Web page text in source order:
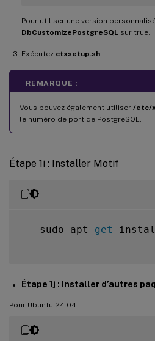
## only the following value
## true
## YES
## default is false
## specify the service name
Pour utiliser une version
DbCustomizePostgreSQL sur true.
Exécutez ctxsetup.sh
REMARQUE :
Vous pouvez également utiliser /etc/
le numéro de port de PostgreSQL.
Étape 1i : Installer Motif
-
  sudo apt
- get
Étape 1j : Installer d’autres
Pour Ubuntu 24.04 :